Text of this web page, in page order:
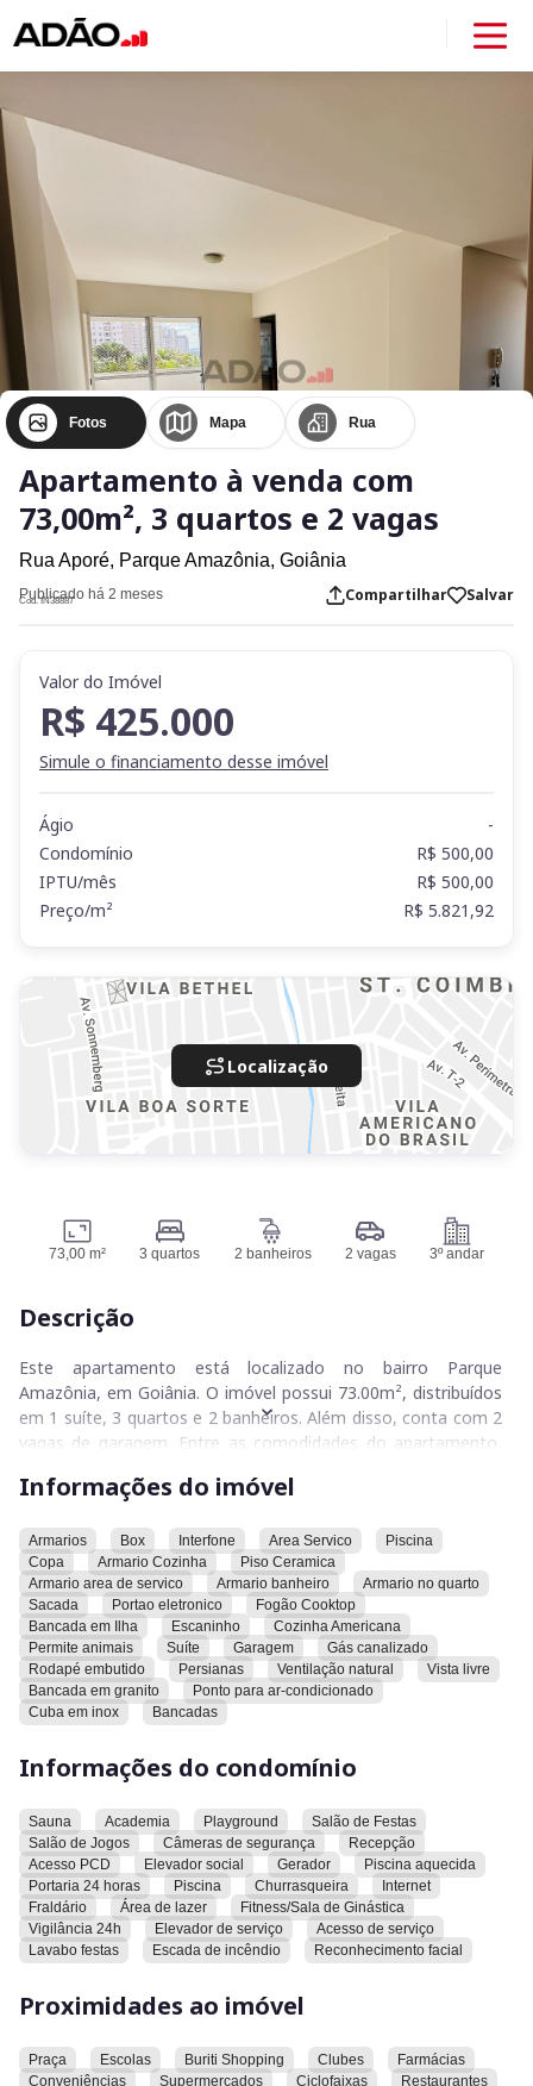
Fotos Mapa Rua
Apartamento à venda com
73,00m², 3 quartos e 2 vagas
Rua Aporé, Parque Amazônia, Goiânia
Publicado há 2 meses
Cod. IN38887 Compartilhar Salvar
Valor do Imóvel
R$ 425.000
Simule o financiamento desse imóvel
Ágio
-
Condomínio
R$ 500,00
IPTU/mês
R$ 500,00
Preço/m²
R$ 5.821,92
Localização
73,00 m² 3 quartos 2 banheiros 2 vagas 3º andar
Descrição
Este apartamento está localizado no bairro Parque
Amazônia, em Goiânia. O imóvel possui 73.00m², distribuídos
em 1 suíte, 3 quartos e 2 banheiros. Além disso, conta com 2
vagas de garagem. Entre as comodidades do apartamento,
armário na cozinha, piso de cerâmica, armário na área de
portão eletrônico, fogão cooktop, bancada em ilha,
escaninho, cozinha americana, permissão para animais, suíte,
garagem, gás canalizado, rodapé embutido, persianas,
ventilação natural, vista livre, bancada em granito, ponto para
ar-condicionado, cuba em inox e bancadas.
O condomínio oferece sauna, academia, playground, salão de
festas, salão de jogos, câmeras de segurança, recepção,
gerador, piscina aquecida, portaria 24 horas, piscina,
ginástica, vigilância 24h, elevador de serviço, acesso de
serviço, lavabo para festas e escada de incêndio. Além disso,
o condomínio possui sistema de reconhecimento facial.
O apartamento está próximo a uma praça, escolas, Buriti
Shopping, clubes, farmácias, conveniências, supermercados,
hospital e clínicas.
pessoalmente todas as suas características e comodidades.
Informações do imóvel
Armarios Box Interfone Area Servico
Piscina
Copa
Armario Cozinha
Piso Ceramica
Armario area de servico
Armario banheiro
Armario no quarto
Sacada
Portao eletronico
Fogão Cooktop
Bancada em Ilha
Escaninho
Cozinha Americana
Permite animais
Suíte Garagem
Gás canalizado
Rodapé embutido
Persianas Ventilação natural
Vista livre
Bancada em granito
Ponto para ar-condicionado
Cuba em inox
Bancadas
Informações do condomínio
Sauna Academia Playground
Salão de Festas
Salão de Jogos
Câmeras de segurança
Recepção
Acesso PCD
Elevador social Gerador
Piscina aquecida
Portaria 24 horas
Piscina Churrasqueira
Internet
Fraldário
Área de lazer
Fitness/Sala de Ginástica
Vigilância 24h
Elevador de serviço
Acesso de serviço
Lavabo festas
Escada de incêndio Reconhecimento facial
Proximidades ao imóvel
Praça Escolas Buriti Shopping Clubes
Farmácias
Conveniências
Supermercados Ciclofaixas
Restaurantes